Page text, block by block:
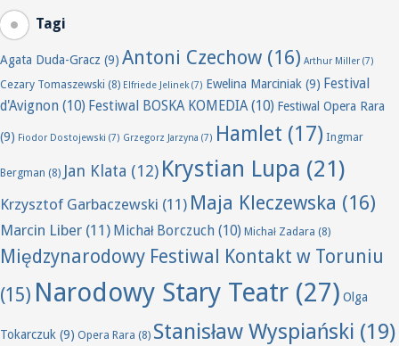
Tagi
Agata Duda-Gracz (9) Antoni Czechow (16) Arthur Miller (7)
Cezary Tomaszewski (8) Elfriede Jelinek(7) Ewelina Marciniak (9) Festival
d'Avignon (10) Festiwal BOSKA KOMEDIA(10) Festiwal Opera Rara
(9) Fiodor Dostojewski (7) Grzegorz Jarzyna (7) Hamlet (17) Ingmar
Bergman (8) Jan Klata (12) Krystian Lupa (21)
Krzysztof Garbaczewski (11) Maja Kleczewska (16)
Marcin Liber (11) Michał Borczuch (10) Michał Zadara (8)
Międzynarodowy Festiwal Kontakt w Toruniu
(15) Narodowy Stary Teatr (27) Olga
Tokarczuk (9) Opera Rara (8) Stanisław Wyspiański (19)